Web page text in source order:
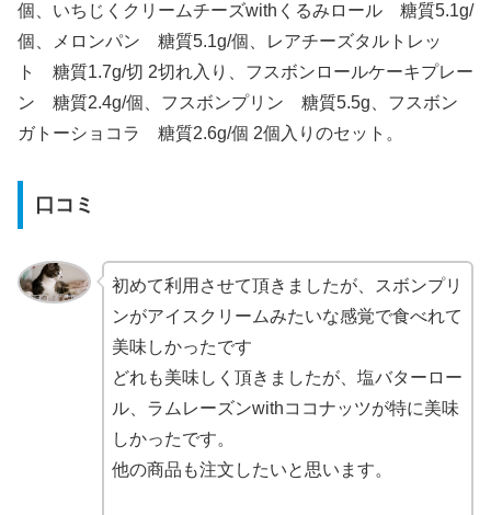
個、いちじくクリームチーズwithくるみロール 糖質5.1g/
個、メロンパン 糖質5.1g/個、レアチーズタルトレッ
ト 糖質1.7g/切 2切れ入り、フスボンロールケーキプレー
ン 糖質2.4g/個、フスボンプリン 糖質5.5g、フスボン
ガトーショコラ 糖質2.6g/個 2個入りのセット。
口コミ
初めて利用させて頂きましたが、スボンプリ
ンがアイスクリームみたいな感覚で食べれて
美味しかったです
どれも美味しく頂きましたが、塩バターロー
ル、ラムレーズンwithココナッツが特に美味
しかったです。
他の商品も注文したいと思います。